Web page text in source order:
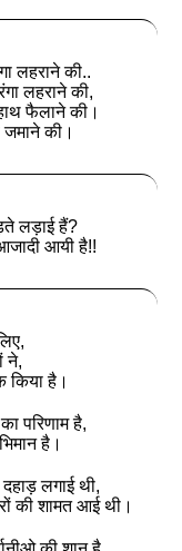
लहराने की..
लहराने की,
फैलाने की।
की।
लड़ाई हैं?
आयी है!!
ने,
किया है।
परिणाम है,
है।
लगाई थी,
की शामत आई थी।